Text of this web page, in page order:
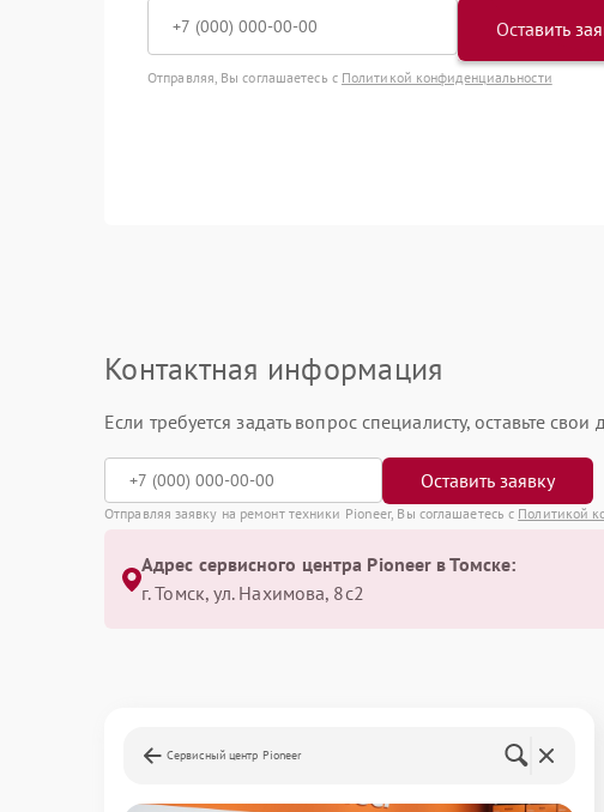
Оставить
Отправляя, Вы соглашаетесь с Политикой конфиденциальности
Контактная информация
Если требуется задать вопрос специалисту, оставьте
Оставить заявку
Отправляя заявку на ремонт техники Pioneer, Вы соглашаетесь с Политикой
Адрес сервисного центра Pioneer в Томске:
г. Томск, ул. Нахимова, 8с2
Сервисный центр Pioneer